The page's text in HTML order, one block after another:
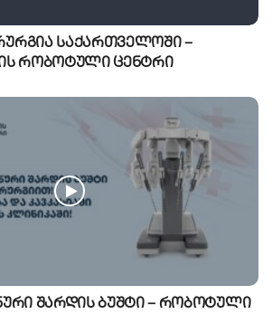
საქართველოში –
რობოტული ცენტრი
შარდის ბუშტი – რობოტული